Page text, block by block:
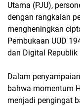
Utama (PJU),
dengan rangkaian
mengheningkan
Pembukaan UUD
dan Digital Republik
Dalam
bahwa momentum
menjadi pengingat